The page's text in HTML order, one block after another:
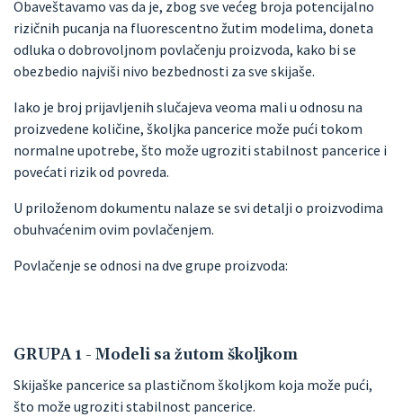
Obaveštavamo vas da je, zbog sve većeg broja potencijalno
rizičnih pucanja na fluorescentno žutim modelima, doneta
odluka o dobrovoljnom povlačenju proizvoda, kako bi se
obezbedio najviši nivo bezbednosti za sve skijaše.
Iako je broj prijavljenih slučajeva veoma mali u odnosu na
proizvedene količine, školjka pancerice može pući tokom
normalne upotrebe, što može ugroziti stabilnost pancerice i
povećati rizik od povreda.
U priloženom dokumentu nalaze se svi detalji o proizvodima
obuhvaćenim ovim povlačenjem.
Povlačenje se odnosi na dve grupe proizvoda:
GRUPA 1 - Modeli sa žutom školjkom
Skijaške pancerice sa plastičnom školjkom koja može pući,
što može ugroziti stabilnost pancerice.